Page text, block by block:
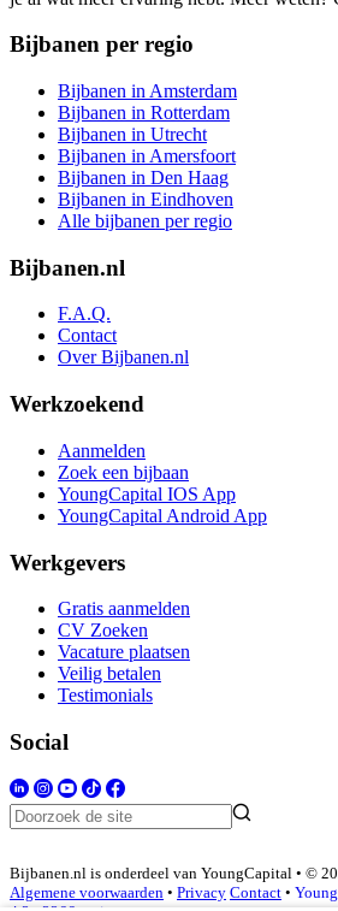
Bijbanen per regio
Bijbanen in Amsterdam
Bijbanen in Rotterdam
Bijbanen in Utrecht
Bijbanen in Amersfoort
Bijbanen in Den Haag
Bijbanen in Eindhoven
Alle bijbanen per regio
Bijbanen.nl
F.A.Q.
Contact
Over Bijbanen.nl
Werkzoekend
Aanmelden
Zoek een bijbaan
YoungCapital IOS App
YoungCapital Android App
Werkgevers
Gratis aanmelden
CV Zoeken
Vacature plaatsen
Veilig betalen
Testimonials
Social
Bijbanen.nl is onderdeel van YoungCapital • ©
Algemene voorwaarden • Privacy Contact •